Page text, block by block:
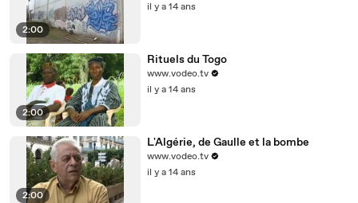
2:00
il y a 14 ans
2:00
Rituels du Togo
www.vodeo.tv
il y a 14 ans
2:00
L'Algérie, de Gaulle et la bombe
www.vodeo.tv
il y a 14 ans